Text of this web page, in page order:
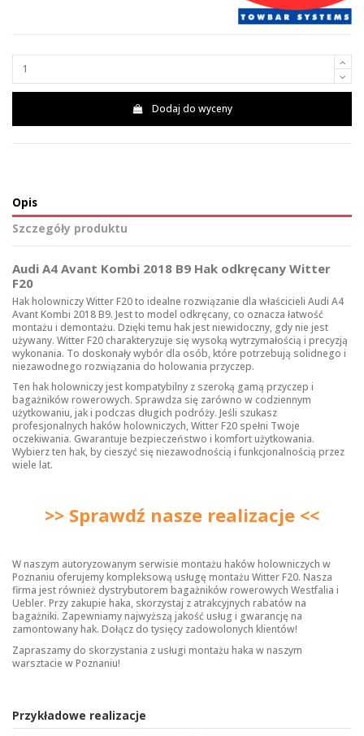
Dodaj do wyceny
Opis
Szczegóły produktu
Audi A4 Avant Kombi 2018 B9 Hak odkręcany Witter
F20
Hak holowniczy Witter F20 to idealne rozwiązanie dla właścicieli Audi A4
Avant Kombi 2018 B9. Jest to model odkręcany, co oznacza łatwość
montażu i demontażu. Dzięki temu hak jest niewidoczny, gdy nie jest
używany. Witter F20 charakteryzuje się wysoką wytrzymałością i precyzją
wykonania. To doskonały wybór dla osób, które potrzebują solidnego i
niezawodnego rozwiązania do holowania przyczep.
Ten hak holowniczy jest kompatybilny z szeroką gamą przyczep i
bagażników rowerowych. Sprawdza się zarówno w codziennym
użytkowaniu, jak i podczas długich podróży. Jeśli szukasz
profesjonalnych haków holowniczych, Witter F20 spełni Twoje
oczekiwania. Gwarantuje bezpieczeństwo i komfort użytkowania.
Wybierz ten hak, by cieszyć się niezawodnością i funkcjonalnością przez
wiele lat.
>> Sprawdź nasze realizacje <<
W naszym autoryzowanym serwisie montażu haków holowniczych w
Poznaniu oferujemy kompleksową usługę montażu Witter F20. Nasza
firma jest również dystrybutorem bagażników rowerowych Westfalia i
Uebler. Przy zakupie haka, skorzystaj z atrakcyjnych rabatów na
bagażniki. Zapewniamy najwyższą jakość usług i gwarancję na
zamontowany hak. Dołącz do tysięcy zadowolonych klientów!
Zapraszamy do skorzystania z usługi montażu haka w naszym
warsztacie w Poznaniu!
Przykładowe realizacje